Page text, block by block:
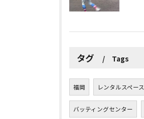
タグ Tags
福岡 レンタルスペース
バッティングセンター